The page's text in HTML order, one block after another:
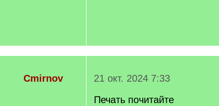
Cmirnov
21 окт. 2024 7:33
Печать почитайте